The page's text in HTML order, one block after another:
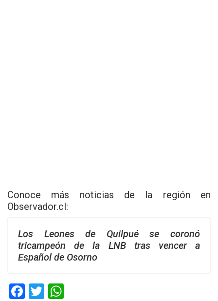
Conoce más noticias de la región en
Observador.cl:
Los Leones de Quilpué se coronó
tricampeón de la LNB tras vencer a
Español de Osorno
F
T